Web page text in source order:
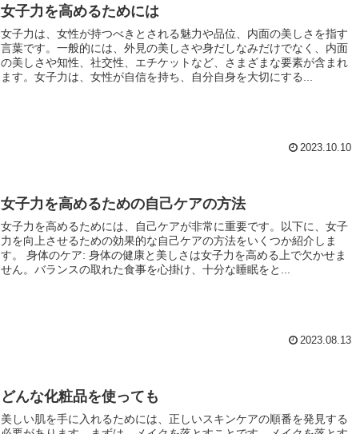
女子力を高めるためには
女子力は、女性が持つべきとされる魅力や品位、内面の美しさを指す
言葉です。一般的には、外見の美しさや身だしなみだけでなく、内面
の美しさや知性、社交性、エチケットなど、さまざまな要素が含まれ
ます。女子力は、女性が自信を持ち、自分自身を大切にする...
2023.10.10
女子力を高めるための自己ケアの方法
女子力を高めるためには、自己ケアが非常に重要です。以下に、女子
力を向上させるための効果的な自己ケアの方法をいくつか紹介しま
す。 身体のケア: 身体の健康と美しさは女子力を高める上で欠かせま
せん。バランスの取れた食事を心掛け、十分な睡眠をと...
2023.08.13
どんな化粧品を使っても
美しい肌を手に入れるためには、正しいスキンケアの順番を発見する